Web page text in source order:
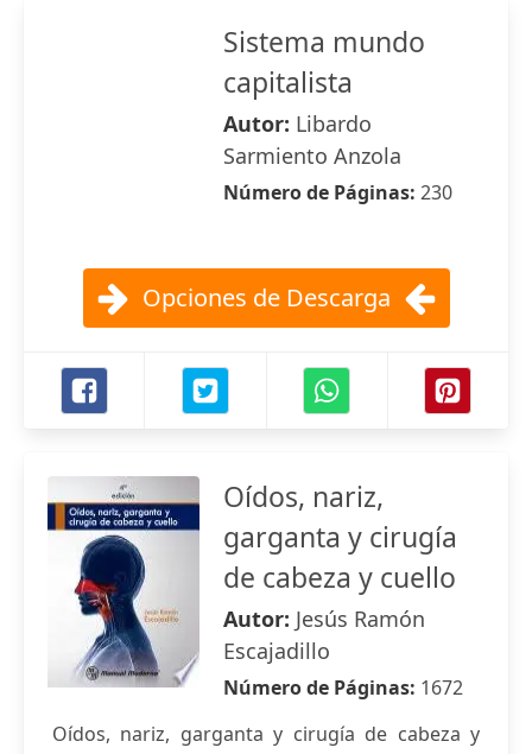
Sistema mundo
capitalista
Autor: Libardo
Sarmiento Anzola
Número de Páginas: 230
Opciones de Descarga
Oídos, nariz,
garganta y cirugía
de cabeza y cuello
Autor: Jesús Ramón
Escajadillo
Número de Páginas: 1672
Oídos, nariz, garganta y cirugía de cabeza y